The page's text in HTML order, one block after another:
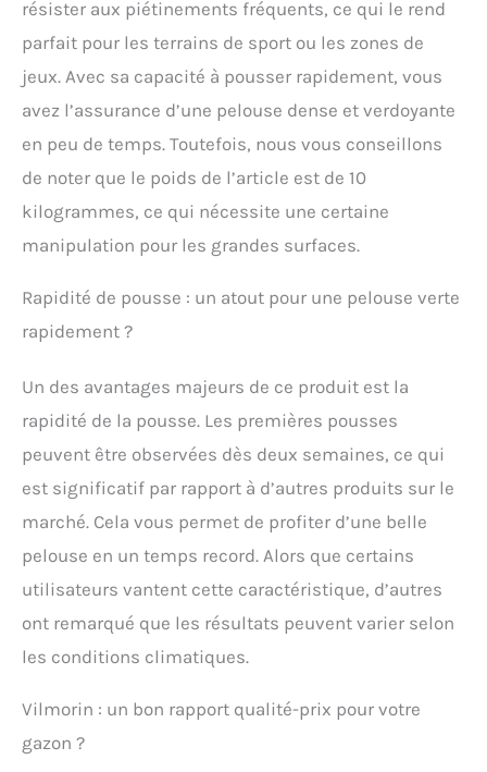
également de regarnir
un gazon déjà installé
depuis plusieurs
années. produit 1:
VILMORIN, LE PLAISIR DE
accompagne les
jardiniers dans tous
simplicité et plaisir
partagé, pour que semer,
une continuité de petits
bonheurs au jardin.
favorables au bon
développement des
gazons. Une sélection de
semences performantes
garantissent le bon
développement du
ou regarnir: le mélange
rustique Vilmorin permet
gazon mais également
de regarnir un gazon
plusieurs années.
produit 2: 1Ères pousses
résister aux piétinements fréquents, ce qui le rend
parfait pour les terrains de sport ou les zones de
jeux. Avec sa capacité à pousser rapidement, vous
avez l’assurance d’une pelouse dense et verdoyante
en peu de temps. Toutefois, nous vous conseillons
de noter que le poids de l’article est de 10
kilogrammes, ce qui nécessite une certaine
manipulation pour les grandes surfaces.
Rapidité de pousse : un atout pour une pelouse verte
rapidement ?
Un des avantages majeurs de ce produit est la
rapidité de la pousse. Les premières pousses
peuvent être observées dès deux semaines, ce qui
est significatif par rapport à d’autres produits sur le
marché. Cela vous permet de profiter d’une belle
pelouse en un temps record. Alors que certains
utilisateurs vantent cette caractéristique, d’autres
ont remarqué que les résultats peuvent varier selon
les conditions climatiques.
Vilmorin : un bon rapport qualité-prix pour votre
gazon ?